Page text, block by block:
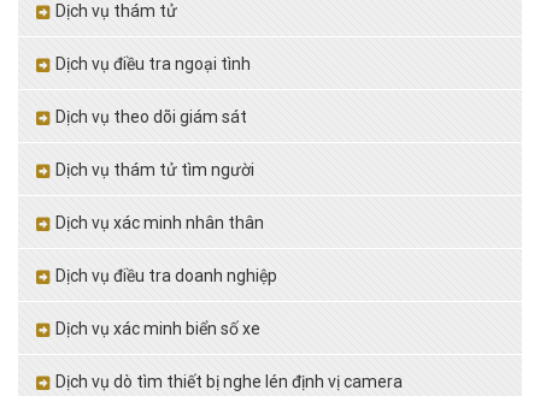
Dịch vụ thám tử
Dịch vụ điều tra ngoại tình
Dịch vụ theo dõi giám sát
Dịch vụ thám tử tìm người
Dịch vụ xác minh nhân thân
Dịch vụ điều tra doanh nghiệp
Dịch vụ xác minh biển số xe
Dịch vụ dò tìm thiết bị nghe lén định vị camera